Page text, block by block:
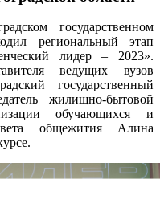
государственном
региональный этап
лидер – 2023».
ведущих вузов
государственный
жилищно-бытовой
обучающихся и
общежития Алина